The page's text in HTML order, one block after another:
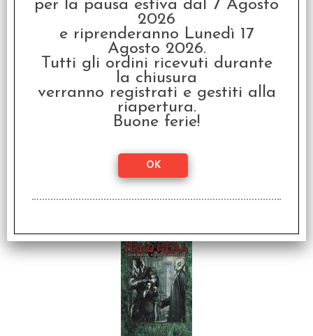
per la pausa estiva dal 7 Agosto
2026
e riprenderanno Lunedì 17
Agosto 2026.
Tutti gli ordini ricevuti durante
la chiusura
verranno registrati e gestiti alla
riapertura.
Buone ferie!